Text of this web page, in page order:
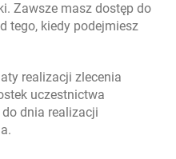
Zawsze masz dostęp do
tego, kiedy podejmiesz
realizacji zlecenia
uczestnictwa
dnia realizacji